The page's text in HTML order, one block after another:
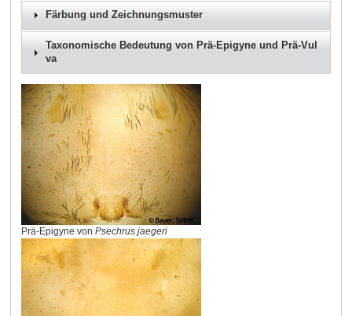
Färbung und Zeichnungsmuster
Taxonomische Bedeutung von Prä-Epigyne und Prä-Vul
va
Prä-Epigyne von Psechrus jaegeri